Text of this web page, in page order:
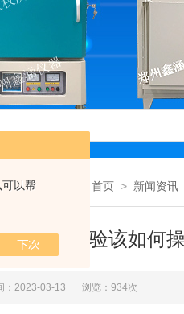
以帮
您现在的位置： 首页 > 新闻资讯
对不同试验该如何
：2023-03-13 浏览：934次